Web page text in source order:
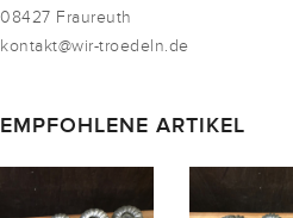
08427 Fraureuth
kontakt@wir-troedeln.de
EMPFOHLENE ARTIKEL